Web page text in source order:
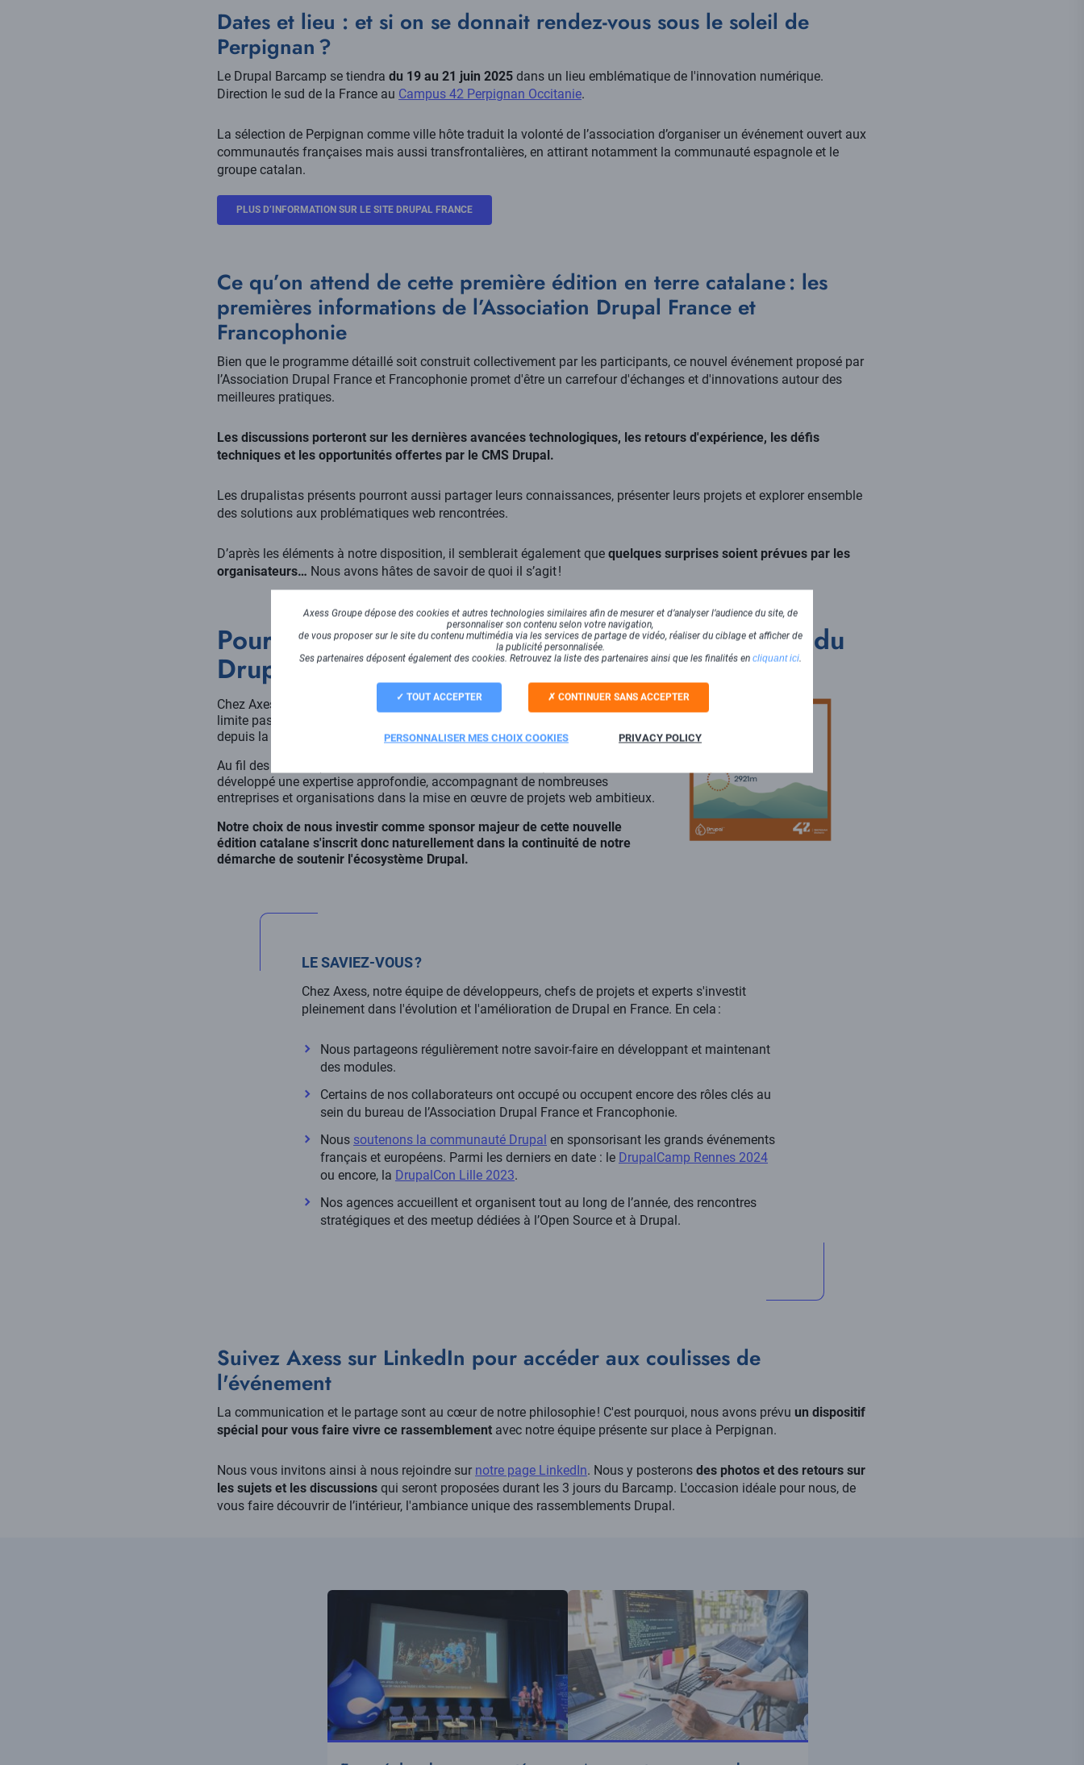
Dates et lieu : et si on se donnait rendez-vous sous le soleil de
Perpignan ?
Le Drupal Barcamp se tiendra du 19 au 21 juin 2025 dans un lieu emblématique de l'innovation numérique.
Direction le sud de la France au Campus 42 Perpignan Occitanie.
La sélection de Perpignan comme ville hôte traduit la volonté de l’association d’organiser un événement ouvert aux
communautés françaises mais aussi transfrontalières, en attirant notamment la communauté espagnole et le
groupe catalan.
PLUS D’INFORMATION SUR LE SITE DRUPAL FRANCE
Ce qu’on attend de cette première édition en terre catalane : les
premières informations de l’Association Drupal France et
Francophonie
Bien que le programme détaillé soit construit collectivement par les participants, ce nouvel événement proposé par
l’Association Drupal France et Francophonie promet d'être un carrefour d'échanges et d'innovations autour des
meilleures pratiques.
Les discussions porteront sur les dernières avancées technologiques, les retours d'expérience, les défis
techniques et les opportunités offertes par le CMS Drupal.
Les drupalistas présents pourront aussi partager leurs connaissances, présenter leurs projets et explorer ensemble
des solutions aux problématiques web rencontrées.
D’après les éléments à notre disposition, il semblerait également que quelques surprises soient prévues par les
organisateurs… Nous avons hâtes de savoir de quoi il s’agit !
Pourquoi Axess s'engage comme sponsor majeur du
Drupal Barcamp Perpignan ?
Chez Axess, notre engagement envers la communauté Open Source ne se
limite pas à une action ponctuelle : il fait partie intégrante de nos valeurs
depuis la création de notre
agence web Drupal.
Au fil des années (depuis bientôt 20 ans et la version 4.6 !), nous avons
développé une expertise approfondie, accompagnant de nombreuses
entreprises et organisations dans la mise en œuvre de projets web ambitieux.
Notre choix de nous investir comme sponsor majeur de cette nouvelle
édition catalane s'inscrit donc naturellement dans la continuité de notre
démarche de soutenir l'écosystème Drupal.
LE SAVIEZ-VOUS ?
Chez Axess, notre équipe de développeurs, chefs de projets et experts s'investit
pleinement dans l'évolution et l'amélioration de Drupal en France. En cela :
Nous partageons régulièrement notre savoir-faire en développant et maintenant
des modules.
Certains de nos collaborateurs ont occupé ou occupent encore des rôles clés au
sein du bureau de l’Association Drupal France et Francophonie.
Nous soutenons la communauté Drupal en sponsorisant les grands événements
français et européens. Parmi les derniers en date : le DrupalCamp Rennes 2024
ou encore, la DrupalCon Lille 2023.
Nos agences accueillent et organisent tout au long de l’année, des rencontres
stratégiques et des meetup dédiées à l’Open Source et à Drupal.
Suivez Axess sur LinkedIn pour accéder aux coulisses de
l'événement
La communication et le partage sont au cœur de notre philosophie ! C'est pourquoi, nous avons prévu un dispositif
spécial pour vous faire vivre ce rassemblement avec notre équipe présente sur place à Perpignan.
Nous vous invitons ainsi à nous rejoindre sur notre page LinkedIn. Nous y posterons des photos et des retours sur
les sujets et les discussions qui seront proposées durant les 3 jours du Barcamp. L'occasion idéale pour nous, de
vous faire découvrir de l’intérieur, l'ambiance unique des rassemblements Drupal.
Illustration
Illustration
vignette
Axess Groupe dépose des cookies et autres technologies similaires afin de mesurer et d’analyser l’audience du site, de
personnaliser son contenu selon votre navigation,
de vous proposer sur le site du contenu multimédia via les services de partage de vidéo, réaliser du ciblage et afficher de
la publicité personnalisée.
Ses partenaires déposent également des cookies. Retrouvez la liste des partenaires ainsi que les finalités en cliquant ici.
TOUT ACCEPTER CONTINUER SANS ACCEPTER
PERSONNALISER MES CHOIX COOKIES PRIVACY POLICY